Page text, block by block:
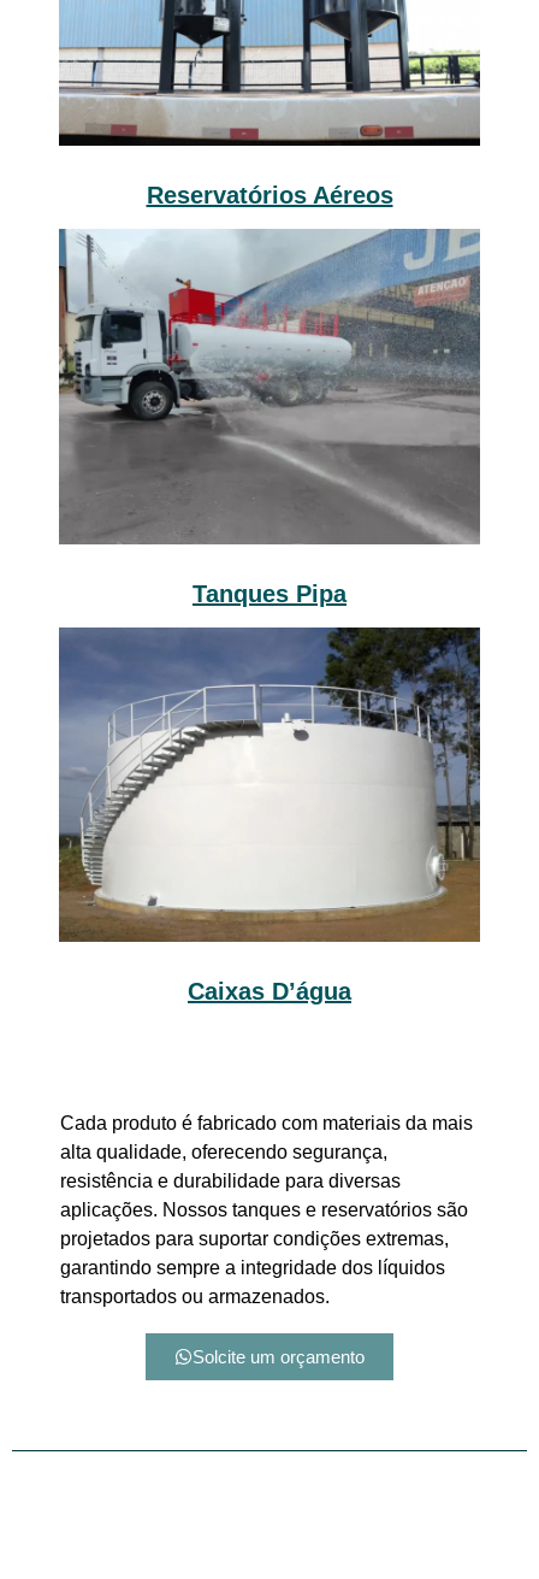
Reservatórios Aéreos
Tanques Pipa
Caixas D’água
Cada produto é fabricado com materiais da mais
alta qualidade, oferecendo segurança,
resistência e durabilidade para diversas
aplicações. Nossos tanques e reservatórios são
projetados para suportar condições extremas,
garantindo sempre a integridade dos líquidos
transportados ou armazenados.
Solcite um orçamento